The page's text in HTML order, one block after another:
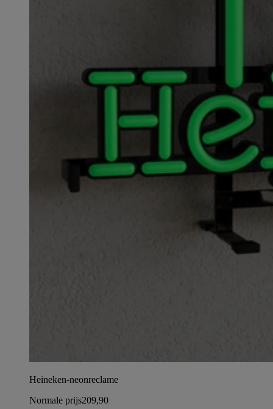
Heineken-neonreclame
Normale prijs209,90